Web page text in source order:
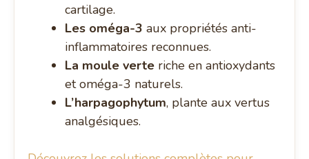
cartilage.
Les oméga-3 aux propriétés anti-
inflammatoires reconnues.
La moule verte riche en antioxydants
et oméga-3 naturels.
L’harpagophytum, plante aux vertus
analgésiques.